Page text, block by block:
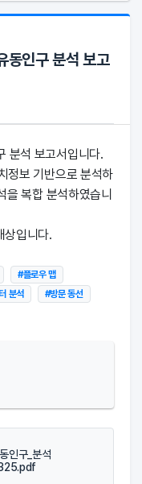
동인구 분석 보고
분석 보고서입니다.
정보 기반으로 분석하
을 복합 분석하였습니
입니다.
#플로우 맵
분석
#방문 동선
인구_분석